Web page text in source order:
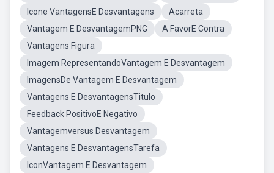
Icone VantagensE Desvantagens
Acarreta
Vantagem E DesvantagemPNG
A FavorE Contra
Vantagens Figura
Imagem RepresentandoVantagem E Desvantagem
ImagensDe Vantagem E Desvantagem
Vantagens E DesvantagensTitulo
Feedback PositivoE Negativo
Vantagemversus Desvantagem
Vantagens E DesvantagensTarefa
IconVantagem E Desvantagem